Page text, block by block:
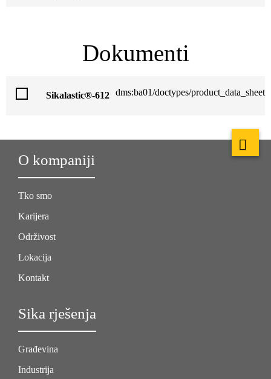
Dokumenti
Sikalastic®-612 dms:ba01/doctypes/product_data_sheet
O kompaniji
Tko smo
Karijera
Održivost
Lokacija
Kontakt
Sika rješenja
Građevina
Industrija